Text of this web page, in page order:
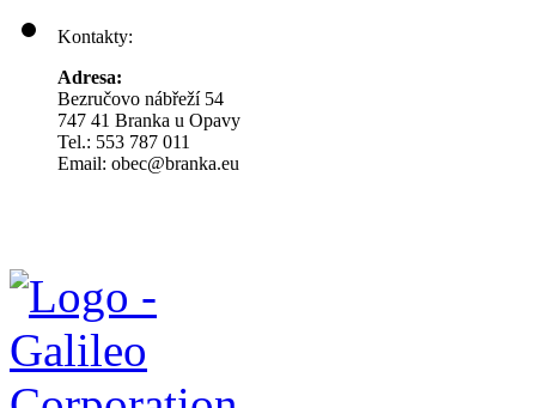
Kontakty:
Adresa:
Bezručovo nábřeží 54
747 41 Branka u Opavy
Tel.: 553 787 011
Email: obec@branka.eu